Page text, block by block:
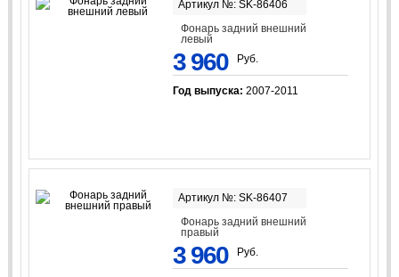
Артикул №: SK-86406
Фонарь задний внешний
левый
3 960 Руб.
Год выпуска: 2007-2011
Артикул №: SK-86407
Фонарь задний внешний
правый
3 960 Руб.